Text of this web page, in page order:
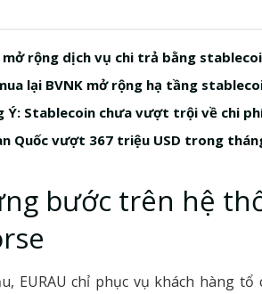
rộng dịch vụ chi trả bằng
lại BVNK mở rộng hạ tầng
Ý: Stablecoin chưa vượt trội về chi
Quốc vượt 367 triệu USD trong
bước trên hệ
EURAU chỉ phục vụ khách hàng tổ